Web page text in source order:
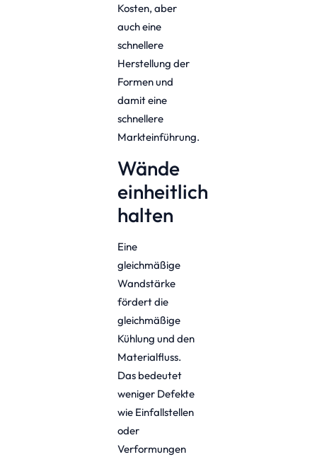
Kosten, aber
auch eine
schnellere
Herstellung der
Formen und
damit eine
schnellere
Markteinführung.
Wände
einheitlich
halten
Eine
gleichmäßige
Wandstärke
fördert die
gleichmäßige
Kühlung und den
Materialfluss.
Das bedeutet
weniger Defekte
wie Einfallstellen
oder
Verformungen